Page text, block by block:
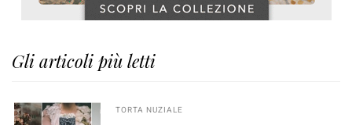
Gli articoli più letti
TORTA NUZIALE